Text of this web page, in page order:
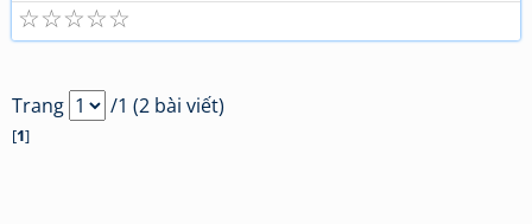
☆
☆
☆
☆
☆
Trang /1 (2 bài viết)
[1]